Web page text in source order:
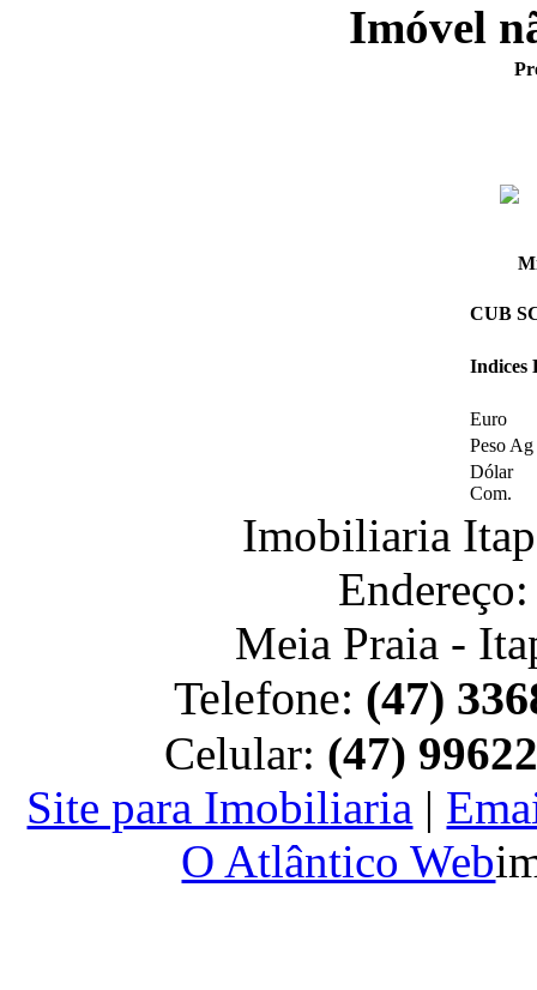
Imóvel
CUB
Indices
Euro
Peso Ag
Dólar
Com.
Imobiliaria
Meia Praia -
Telefone: (47)
Celular: (47)
Site para Imobiliaria |
O Atlântico Web